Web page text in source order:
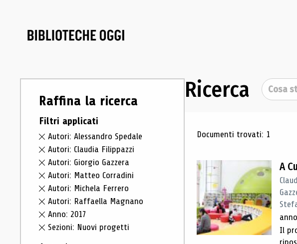
Raffina la ricerca
Filtri applicati
Autori: Alessandro Spedale
Autori: Claudia Filippazzi
Autori: Giorgio Gazzera
Autori: Matteo Corradini
Autori: Michela Ferrero
Autori: Raffaella Magnano
Anno: 2017
Sezioni: Nuovi progetti
Ricerca Cerca
Risultati di
Documenti trovati: 1
A
Il